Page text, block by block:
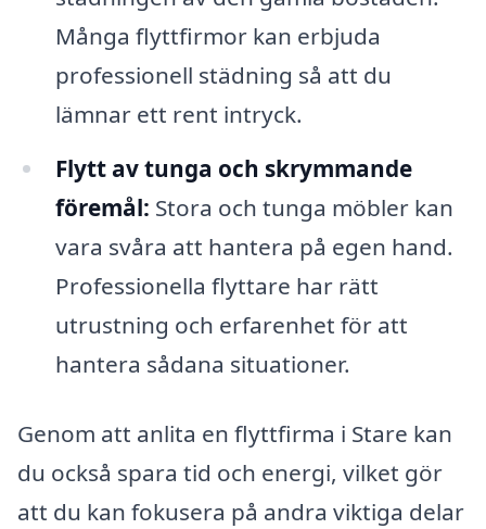
Många flyttfirmor kan erbjuda
professionell städning så att du
lämnar ett rent intryck.
Flytt av tunga och skrymmande
föremål: Stora och tunga möbler kan
vara svåra att hantera på egen hand.
Professionella flyttare har rätt
utrustning och erfarenhet för att
hantera sådana situationer.
Genom att anlita en flyttfirma i Stare kan
du också spara tid och energi, vilket gör
att du kan fokusera på andra viktiga delar